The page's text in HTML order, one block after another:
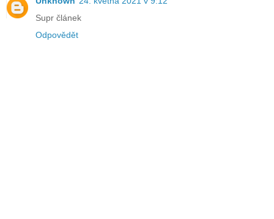
Supr článek
Odpovědět